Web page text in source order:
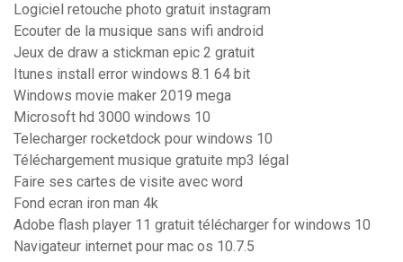
Logiciel retouche photo gratuit instagram
Ecouter de la musique sans wifi android
Jeux de draw a stickman epic 2 gratuit
Itunes install error windows 8.1 64 bit
Windows movie maker 2019 mega
Microsoft hd 3000 windows 10
Telecharger rocketdock pour windows 10
Téléchargement musique gratuite mp3 légal
Faire ses cartes de visite avec word
Fond ecran iron man 4k
Adobe flash player 11 gratuit télécharger for windows 10
Navigateur internet pour mac os 10.7.5